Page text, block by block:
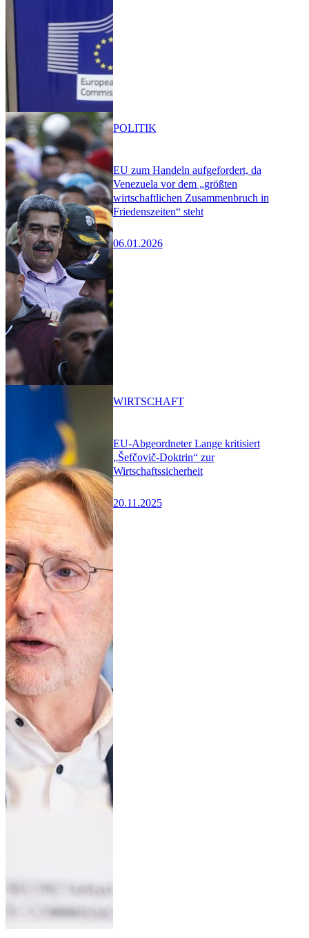
EU zum Handeln aufgefordert, da
Venezuela vor dem „größten
wirtschaftlichen Zusammenbruch in
Friedenszeiten“ steht
06.01.2026
POLITIK
EU-Abgeordneter Lange kritisiert
„Šefčovič-Doktrin“ zur
Wirtschaftssicherheit
20.11.2025
WIRTSCHAFT